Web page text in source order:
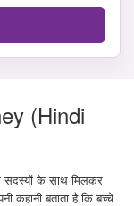
(Hindi
सदस्यों के साथ मिलकर
कहानी बताता है कि बच्चे